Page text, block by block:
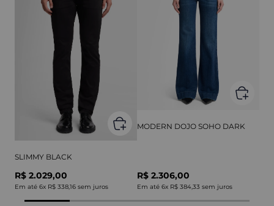
SLIMMY BLACK
R$ 2.029,00
Em até 6x R$ 338,16 sem juros
MODERN DOJO SOHO DARK
R$ 2.306,00
Em até 6x R$ 384,33 sem juros